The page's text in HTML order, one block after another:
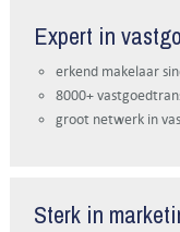
Expert in
erkend makelaar
8000+
groot netwerk in
Sterk in